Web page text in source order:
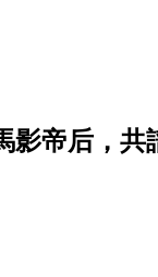
影帝后，共